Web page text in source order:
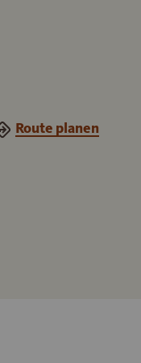
Route planen